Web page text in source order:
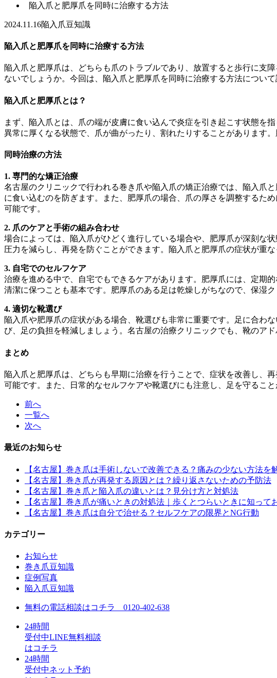
陥入爪と肥厚爪を同時に治療する方法
2024.11.16陥入爪豆知識
陥入爪と肥厚爪を同時に治療する方法
陥入爪と肥厚爪は、どちらも爪のトラブルであり、放置すると歩行に支
ないでしょうか。今回は、陥入爪と肥厚爪を同時に治療する方法について
陥入爪と肥厚爪とは？
まず、陥入爪とは、爪の端が皮膚に食い込んで炎症を引き起こす状態を
異常に厚くなる状態で、爪が曲がったり、割れたりすることがあります
同時治療の方法
1. 専門的な矯正治療
名古屋のクリニックで行われる巻き爪や陥入爪の矯正治療では、陥入爪
に食い込むのを防ぎます。また、肥厚爪の場合、爪の厚さを調整するた
可能です。
2. 爪のケアと手術の組み合わせ
場合によっては、陥入爪がひどく進行している場合や、肥厚爪が深刻な
圧力を減らし、再発を防ぐことができます。陥入爪と肥厚爪の症状が重
3. 自宅でのセルフケア
治療を進める中で、自宅でもできるケアがあります。肥厚爪には、定期
清潔に保つことも基本です。肥厚爪のある足は乾燥しがちなので、保湿
4. 適切な靴選び
陥入爪や肥厚爪の症状がある場合、靴選びも非常に重要です。足に合わ
び、足の負担を軽減しましょう。名古屋の治療クリニックでも、靴のアド
まとめ
陥入爪と肥厚爪は、どちらも早期に治療を行うことで、症状を改善し、
可能です。また、日常的なセルフケアや靴選びにも注意し、足を守るこ
前へ
一覧へ
次へ
最近のお知らせ
【名古屋】巻き爪は手術しないで改善できる？痛みの少ない方法を
【名古屋】巻き爪が再発する原因とは？繰り返さないための予防法
【名古屋】巻き爪と陥入爪の違いとは？見分け方と対処法
【名古屋】巻き爪が痛いときの対処法｜歩くとつらいときに知って
【名古屋】巻き爪は自分で治せる？セルフケアの限界とNG行動
カテゴリー
お知らせ
巻き爪豆知識
症例写真
陥入爪豆知識
無料の電話相談はコチラ 0120-402-638
24時間
受付中LINE無料相談
はコチラ
24時間
受付中ネット予約